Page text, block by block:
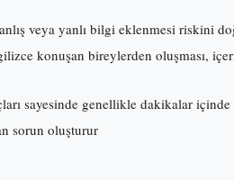
veya yanlı bilgi eklenmesi riskini
konuşan bireylerden oluşması,
sayesinde genellikle dakikalar içinde
sorun oluşturur